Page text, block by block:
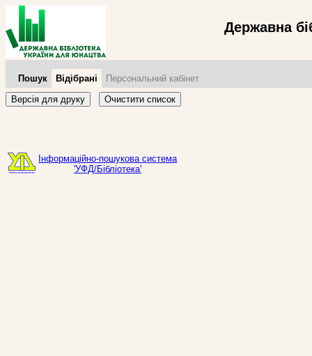
Державна
Пошук Відібрані
Персональний кабінет
Версія для друку
Очистити список
Інформаційно-пошукова система
'УФД/Бібліотека'